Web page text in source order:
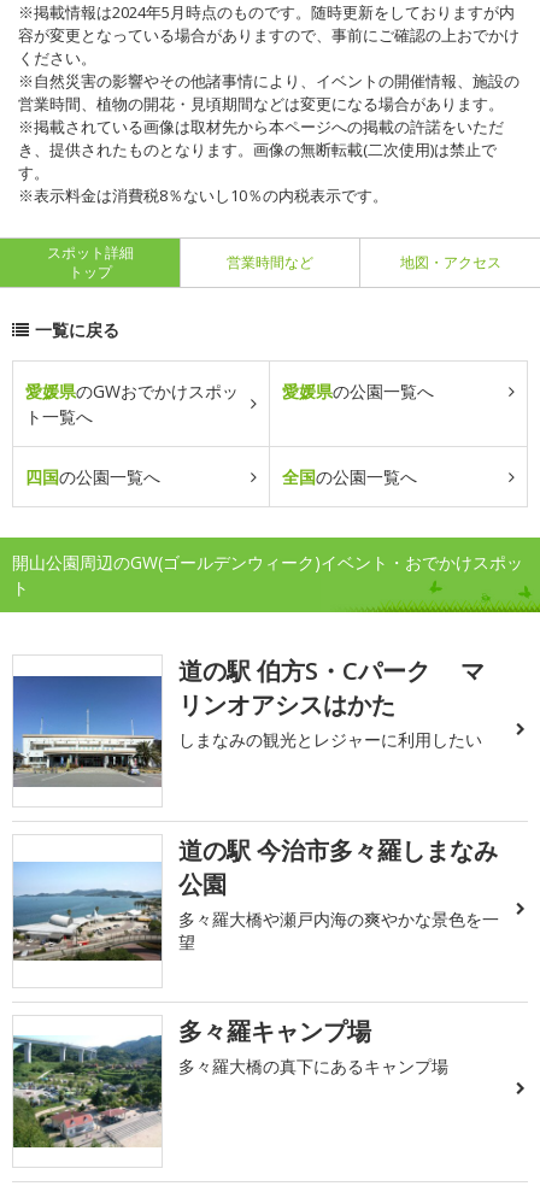
※掲載情報は2024年5月時点のものです。随時更新をしておりますが内
容が変更となっている場合がありますので、事前にご確認の上おでかけ
ください。
※自然災害の影響やその他諸事情により、イベントの開催情報、施設の
営業時間、植物の開花・見頃期間などは変更になる場合があります。
※掲載されている画像は取材先から本ページへの掲載の許諾をいただ
き、提供されたものとなります。画像の無断転載(二次使用)は禁止で
す。
※表示料金は消費税8％ないし10％の内税表示です。
スポット詳細
トップ
営業時間など 地図・アクセス
一覧に戻る
愛媛県のGWおでかけスポッ
ト一覧へ
愛媛県の公園一覧へ
四国の公園一覧へ 全国の公園一覧へ
開山公園周辺のGW(ゴールデンウィーク)イベント・おでかけスポッ
ト
道の駅 伯方S・Cパーク マ
リンオアシスはかた
しまなみの観光とレジャーに利用したい
道の駅 今治市多々羅しまなみ
公園
多々羅大橋や瀬戸内海の爽やかな景色を一
望
多々羅キャンプ場
多々羅大橋の真下にあるキャンプ場